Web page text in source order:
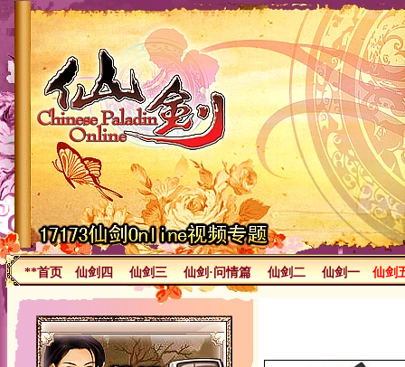
**首页 仙剑四 仙剑三 仙剑·问情篇 仙剑二 仙剑一 仙剑